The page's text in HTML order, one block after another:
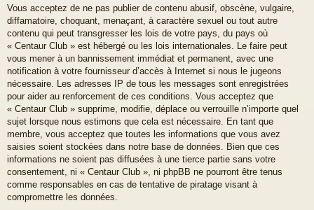
Vous acceptez de ne pas publier de contenu abusif, obscène, vulgaire,
diffamatoire, choquant, menaçant, à caractère sexuel ou tout autre
contenu qui peut transgresser les lois de votre pays, du pays où
« Centaur Club » est hébergé ou les lois internationales. Le faire peut
vous mener à un bannissement immédiat et permanent, avec une
notification à votre fournisseur d’accès à Internet si nous le jugeons
nécessaire. Les adresses IP de tous les messages sont enregistrées
pour aider au renforcement de ces conditions. Vous acceptez que
« Centaur Club » supprime, modifie, déplace ou verrouille n’importe quel
sujet lorsque nous estimons que cela est nécessaire. En tant que
membre, vous acceptez que toutes les informations que vous avez
saisies soient stockées dans notre base de données. Bien que ces
informations ne soient pas diffusées à une tierce partie sans votre
consentement, ni « Centaur Club », ni phpBB ne pourront être tenus
comme responsables en cas de tentative de piratage visant à
compromettre les données.